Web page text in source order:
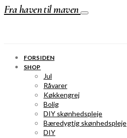
Fra haven til maven
FORSIDEN
SHOP
Jul
Råvarer
Køkkengrej
Bolig
DIY skønhedspleje
Bæredygtig skønhedspleje
DIY